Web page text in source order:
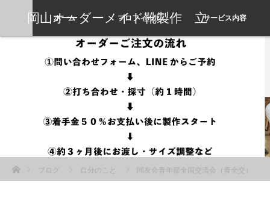
岡山オーダーメイド靴製作 立
岡靴工房
ホーム プロフィール サービス内容
ブログ
自分のこと 同友会青年部全国交流会（青全交）